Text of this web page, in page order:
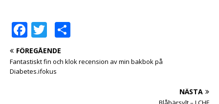
F
a
c
e
T
w
it
te
a
FÖREGÅENDE
Fantastiskt fin och klok recension av min bakbok på
Diabetes.ifokus
NÄSTA